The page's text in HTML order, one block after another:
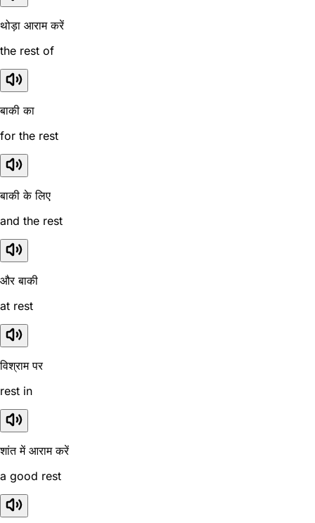
थोड़ा आराम करें
the rest of
बाकी का
for the rest
बाकी के लिए
and the rest
और बाकी
at rest
विश्राम पर
rest in
शांत में आराम करें
a good rest